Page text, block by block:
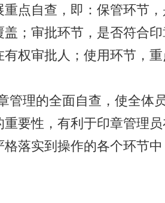
重点自查，即：保管环节
盖；审批环节，是否符合
有权审批人；使用环节，
理的全面自查，使全体
重要性，有利于印章管理
格落实到操作的各个环节